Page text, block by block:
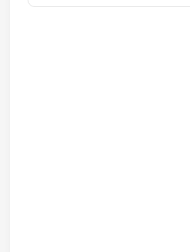
et aides soignants) - Orga...